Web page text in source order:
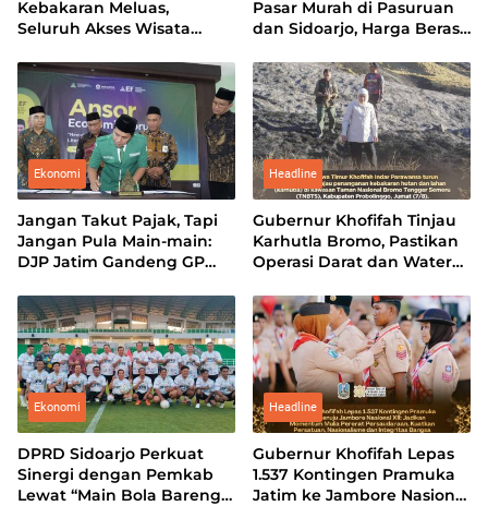
Kebakaran Meluas,
Seluruh Akses Wisata
Total
Pasar Murah di Pasuruan
dan Sidoarjo, Harga Beras
Pasaran
Ekonomi
Jangan Takut Pajak, Tapi
Jangan Pula Main-main:
DJP Jatim Gandeng GP
Pajak
Headline
Gubernur Khofifah Tinjau
Karhutla Bromo, Pastikan
Operasi Darat dan Water
Ekonomi
DPRD Sidoarjo Perkuat
Sinergi dengan Pemkab
Lewat “Main Bola Bareng”
Headline
Gubernur Khofifah Lepas
1.537 Kontingen Pramuka
Jatim ke Jambore Nasional